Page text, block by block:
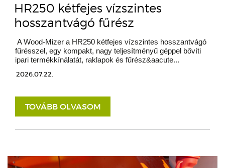
HR250 kétfejes vízszintes
hosszantvágó fűrész
A Wood-Mizer a HR250 kétfejes vízszintes hosszantvágó
fűrésszel, egy kompakt, nagy teljesítményű géppel bővíti
ipari termékkínálatát, raklapok és fűrész&aacute...
2026.07.22.
TOVÁBB OLVASOM